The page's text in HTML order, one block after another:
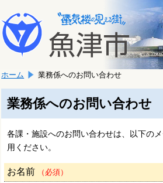
文
へ
移
ま
す。
こ
か
文
で
す。
ホーム 業務係へのお問い合わせ
業務係へのお問い合わせ
各課・施設へのお問い合わせは、以下の
用ください。
お名前 （必須）